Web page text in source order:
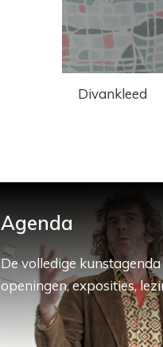
Divankleed
Agenda
De volledige
openingen, exposities,